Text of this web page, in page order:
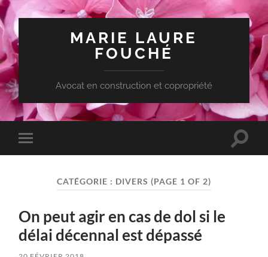
MARIE LAURE
FOUCHÉ
Avocat en construction et copropriété
Toggle
mobile
Toggle
CATÉGORIE : DIVERS (PAGE 1 OF 2)
On peut agir en cas de dol si le
délai décennal est dépassé